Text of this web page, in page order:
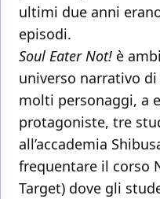
ultimi due anni
episodi.
Soul Eater Not! è
universo narrativo di
molti personaggi, a
protagoniste, tre
all’accademia
frequentare il corso
Target) dove gli